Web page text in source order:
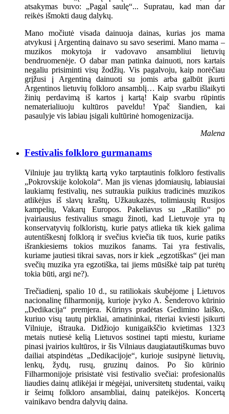
atsakymas buvo: „Pagal saulę“... Supratau, kad man dar
reikės išmokti daug dalykų.
Mano močiutė visada dainuoja dainas, kurias jos mama
atvykusi į Argentiną dainavo su savo seserimi. Mano mama –
muzikos mokytoja ir vadovavo ansambliui lietuvių
bendruomenėje. O dabar man patinka dainuoti, nors kartais
negaliu prisiminti visų žodžių. Vis pagalvoju, kaip norėčiau
grįžusi į Argentiną dainuoti su jomis arba galbūt įkurti
Argentinos lietuvių folkloro ansamblį… Kaip svarbu išlaikyti
žinių perdavimą iš kartos į kartą! Kaip svarbu rūpintis
nematerialiuoju kultūros paveldu! Ypač šiandien, kai
pasaulyje vis labiau įsigali kultūrinė homogenizacija.
Malena
Festivalis folkloro gurmanams
Vilniuje jau tryliktą kartą vyko tarptautinis folkloro festivalis
„Pokrovskije kolokola“. Man jis vienas įdomiausių, labiausiai
laukiamų festivalių, nes sutraukia puikius tradicinės muzikos
atlikėjus iš slavų kraštų, Užkaukazės, tolimiausių Rusijos
kampelių, Vakarų Europos. Pakeliavus su „Ratilio“ po
įvairiausius festivalius smagu žinoti, kad Lietuvoje yra tų
konservatyvių folkloristų, kurie patys atlieka tik kiek galima
autentiškesnį folklorą ir svečius kviečia tik tuos, kurie patiks
išrankiesiems tokios muzikos fanams. Tai yra festivalis,
kuriame jautiesi tikrai savas, nors ir kiek „egzotiškas“ (jei man
svečių muzika yra egzotiška, tai jiems mūsiškė taip pat turėtų
tokia būti, argi ne?).
Trečiadienį, spalio 10 d., su ratiliokais skubėjome į Lietuvos
nacionalinę filharmoniją, kurioje įvyko A. Šenderovo kūrinio
„Dedikacija“ premjera. Kūrinys pradėtas Gedimino laiško,
kuriuo visų tautų pirkliai, amatininkai, riteriai kviesti įsikurti
Vilniuje, ištrauka. Didžiojo kunigaikščio kvietimas 1323
metais nutiesė kelią Lietuvos sostinei tapti miestu, kuriame
pinasi įvairios kultūros, ir šis Vilniaus daugiatautiškumas buvo
dailiai atspindėtas „Dedikacijoje“, kurioje susipynė lietuvių,
lenkų, žydų, rusų, gruzinų dainos. Po šio kūrinio
Filharmonijoje prisistatė visi festivalio svečiai: profesionalūs
liaudies dainų atlikėjai ir mėgėjai, universitetų studentai, vaikų
ir šeimų folkloro ansambliai, dainų pateikėjos. Koncertą
vainikavo bendra dalyvių daina.